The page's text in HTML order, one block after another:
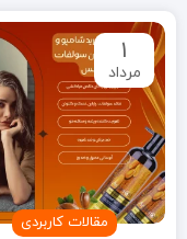
مقالات کاربردی
1
مرداد